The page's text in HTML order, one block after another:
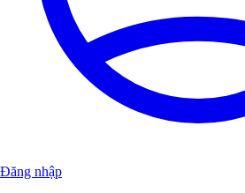
Đăng nhập